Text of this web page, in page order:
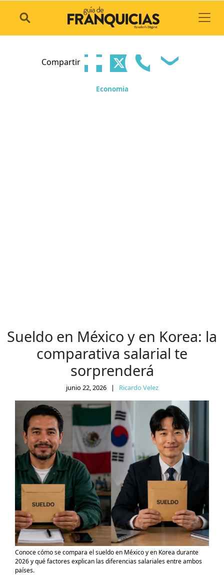
Compartir
Economia
Sueldo en México y en Korea: la
comparativa salarial te
sorprenderá
junio 22, 2026 | Ricardo Velez
Conoce cómo se compara el sueldo en México y en Korea durante
2026 y qué factores explican las diferencias salariales entre ambos
países.